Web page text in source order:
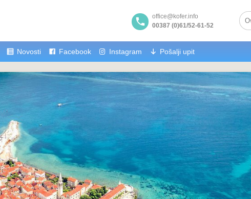
office@kofer.info
00387 (0)61/52-61-52
Novosti Facebook Instagram Pošalji upit